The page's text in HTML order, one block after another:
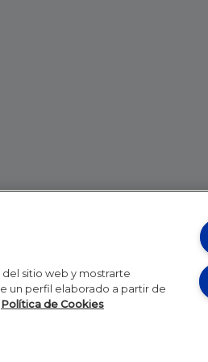
sitio web y mostrarte
un perfil elaborado a partir de
Política de Cookies